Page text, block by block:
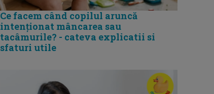
Ce facem când copilul aruncă
intenționat mâncarea sau
tacâmurile? - cateva explicatii si
sfaturi utile